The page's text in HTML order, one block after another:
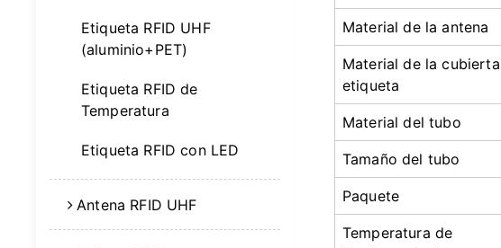
Etiqueta RFID UHF
(aluminio+PET)
Etiqueta RFID de
Temperatura
Etiqueta RFID con LED
Antena RFID UHF
Material de la antena
Material de la
etiqueta
Material del tubo
Tamaño del tubo
Paquete
Temperatura de